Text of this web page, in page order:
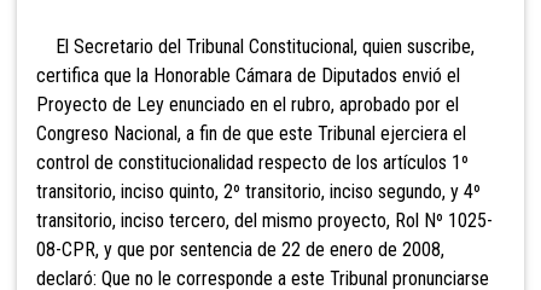
El Secretario del Tribunal Constitucional, quien suscribe,
certifica que la Honorable Cámara de Diputados envió el
Proyecto de Ley enunciado en el rubro, aprobado por el
Congreso Nacional, a fin de que este Tribunal ejerciera el
control de constitucionalidad respecto de los artículos 1º
transitorio, inciso quinto, 2º transitorio, inciso segundo, y 4º
transitorio, inciso tercero, del mismo proyecto, Rol Nº 1025-
08-CPR, y que por sentencia de 22 de enero de 2008,
declaró: Que no le corresponde a este Tribunal pronunciarse